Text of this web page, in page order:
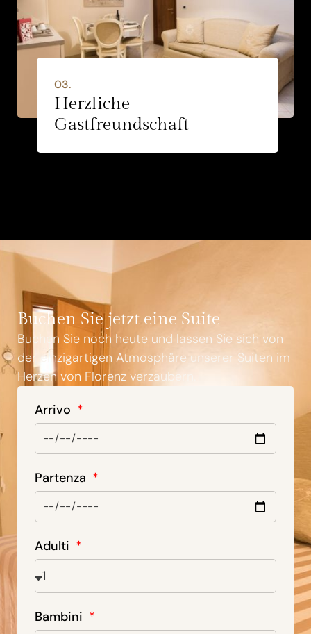
03.
Herzliche
Gastfreundschaft
Buchen Sie jetzt eine Suite
Buchen Sie noch heute und lassen Sie sich von
der einzigartigen Atmosphäre unserer Suiten im
Herzen von Florenz verzaubern.
Arrivo
Partenza
Adulti
Bambini